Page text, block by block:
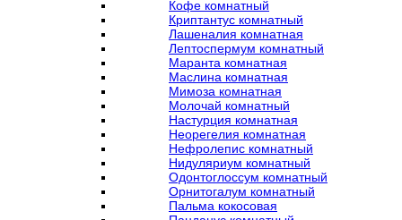
Кофе комнатный
Криптантус комнатный
Лашеналия комнатная
Лептоспермум комнатный
Маранта комнатная
Маслина комнатная
Мимоза комнатная
Молочай комнатный
Настурция комнатная
Неорегелия комнатная
Нефролепис комнатный
Нидуляриум комнатный
Одонтоглоссум комнатный
Орнитогалум комнатный
Пальма кокосовая